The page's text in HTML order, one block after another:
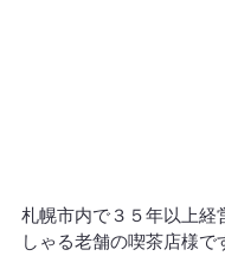
札幌市内で３５年以上経
しゃる老舗の喫茶店様で